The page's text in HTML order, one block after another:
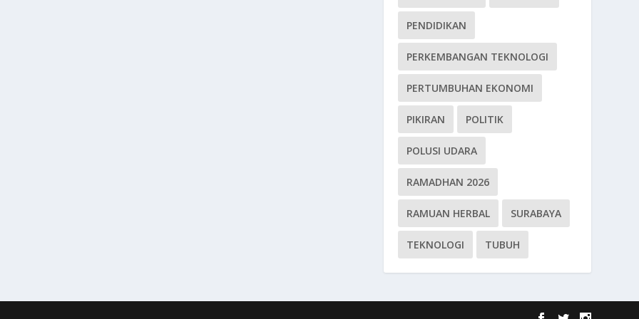
PENDIDIKAN
PERKEMBANGAN TEKNOLOGI
PERTUMBUHAN EKONOMI
PIKIRAN POLITIK
POLUSI UDARA
RAMADHAN 2026
RAMUAN HERBAL SURABAYA
TEKNOLOGI TUBUH